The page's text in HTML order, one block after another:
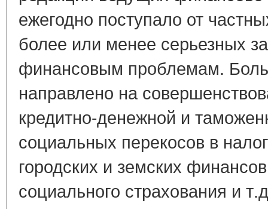
ежегодно поступало от
более или менее серьезных
финансовым проблемам.
направлено на
кредитно-денежной и
социальных перекосов в
городских и земских
социального страхования и